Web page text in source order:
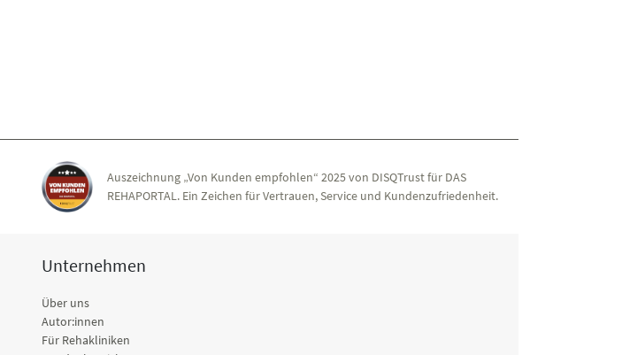
Auszeichnung „Von Kunden empfohlen“ 2025 von DISQTrust für DAS
REHAPORTAL. Ein Zeichen für Vertrauen, Service und Kundenzufriedenheit.
Unternehmen
Über uns
Autor:innen
Für Rehakliniken